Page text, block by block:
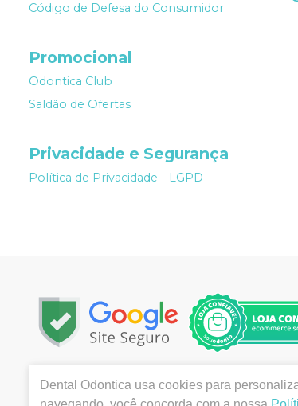
Código de Defesa do Consumidor
Promocional
Odontica Club
Saldão de Ofertas
Privacidade e Segurança
Política de Privacidade - LGPD
Copyright © 2022 | Todos os direitos
, Centro , Montes Claros / MG - CEP 39400-
Dental Odontica usa cookies para